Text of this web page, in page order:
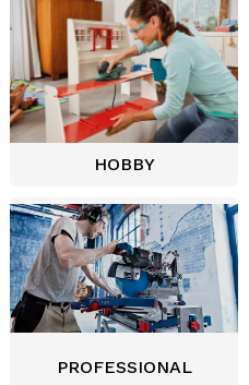
HOBBY
PROFESSIONAL